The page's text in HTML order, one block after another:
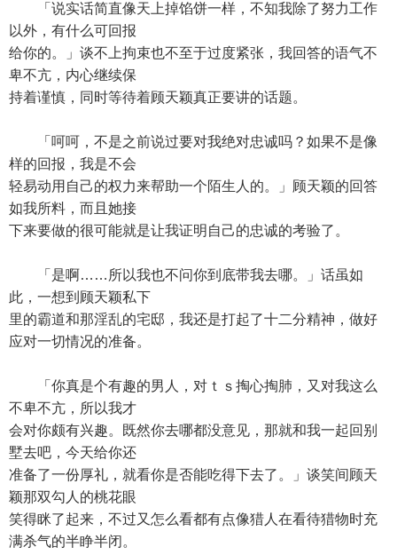
「说实话简直像天上掉馅饼一样，不知我除了努力工作
以外，有什么可回报
给你的。」谈不上拘束也不至于过度紧张，我回答的语气不
卑不亢，内心继续保
持着谨慎，同时等待着顾天颖真正要讲的话题。
「呵呵，不是之前说过要对我绝对忠诚吗？如果不是像
样的回报，我是不会
轻易动用自己的权力来帮助一个陌生人的。」顾天颖的回答
如我所料，而且她接
下来要做的很可能就是让我证明自己的忠诚的考验了。
「是啊……所以我也不问你到底带我去哪。」话虽如
此，一想到顾天颖私下
里的霸道和那淫乱的宅邸，我还是打起了十二分精神，做好
应对一切情况的准备。
「你真是个有趣的男人，对ｔｓ掏心掏肺，又对我这么
不卑不亢，所以我才
会对你颇有兴趣。既然你去哪都没意见，那就和我一起回别
墅去吧，今天给你还
准备了一份厚礼，就看你是否能吃得下去了。」谈笑间顾天
颖那双勾人的桃花眼
笑得眯了起来，不过又怎么看都有点像猎人在看待猎物时充
满杀气的半睁半闭。